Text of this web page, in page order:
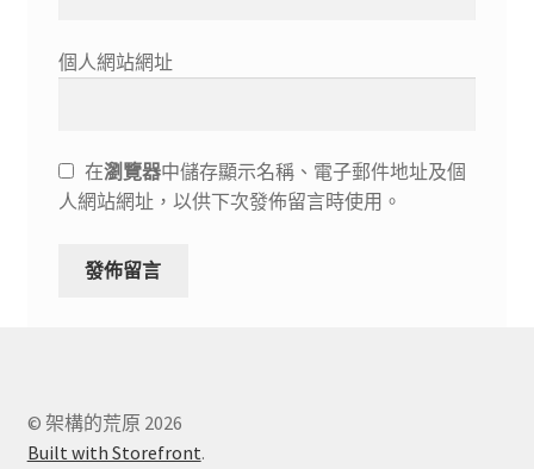
個人網站網址
在瀏覽器中儲存顯示名稱、電子郵件地址及個
人網站網址，以供下次發佈留言時使用。
© 架構的荒原 2026
Built with Storefront.